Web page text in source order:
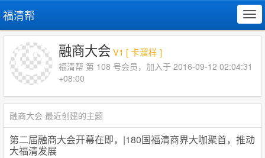
福清帮
融商大会V1 [ 卡溜样 ]
福清帮 第 108 号会员，加入于 2016-09-12 02:04:31
+08:00
融商大会 最近创建的主题
第二届融商大会开幕在即，|180国福清商界大咖聚首，推动
大福清发展